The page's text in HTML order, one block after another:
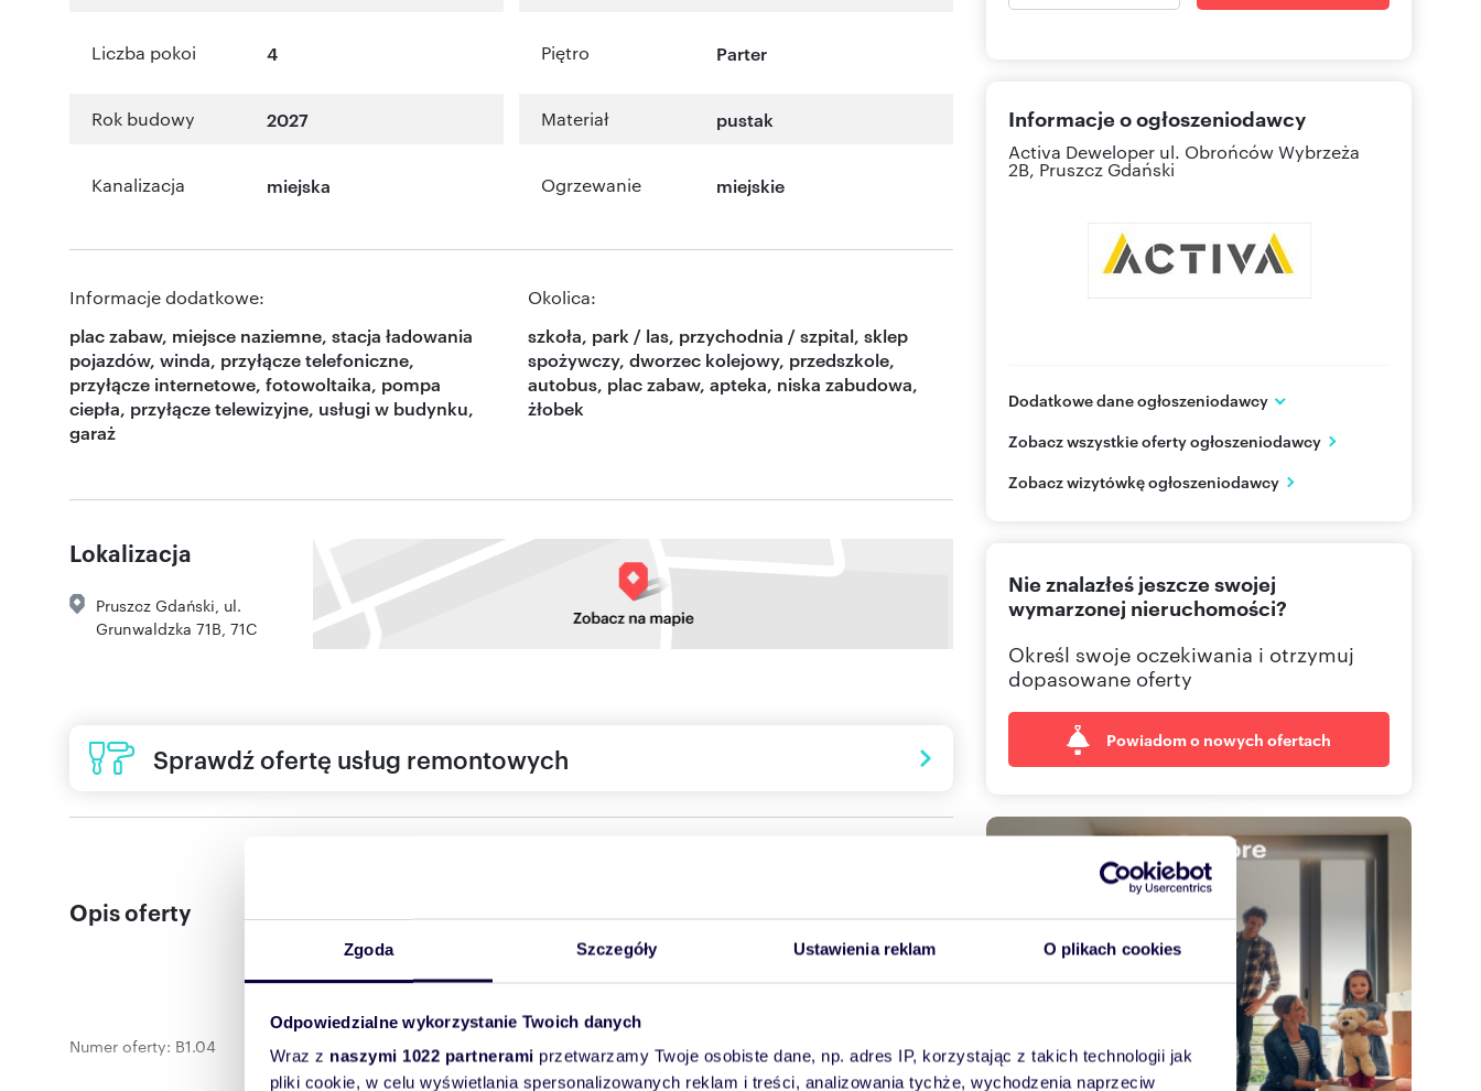
Zgoda Szczegóły Ustawienia reklam O plikach cookies
Odpowiedzialne wykorzystanie Twoich danych
Wraz z naszymi 1022 partnerami przetwarzamy Twoje osobiste dane, np. adres IP, korzystając z takich technologii jak
pliki cookie, w celu wyświetlania spersonalizowanych reklam i treści, analizowania tychże, wychodzenia naprzeciw
Liczba pokoi 4 Piętro Parter
Rok budowy 2027 Materiał pustak
Kanalizacja miejska Ogrzewanie miejskie
Informacje dodatkowe:
plac zabaw, miejsce naziemne, stacja ładowania
pojazdów, winda, przyłącze telefoniczne,
przyłącze internetowe, fotowoltaika, pompa
ciepła, przyłącze telewizyjne, usługi w budynku,
garaż
Okolica:
szkoła, park / las, przychodnia / szpital, sklep
spożywczy, dworzec kolejowy, przedszkole,
autobus, plac zabaw, apteka, niska zabudowa,
żłobek
Lokalizacja
Pruszcz Gdański, ul.
Grunwaldzka 71B, 71C
Sprawdź ofertę usług remontowych
Opis oferty
Numer oferty: B1.04
Informacje o ogłoszeniodawcy
Activa Deweloper ul. Obrońców Wybrzeża
2B, Pruszcz Gdański
Dodatkowe dane ogłoszeniodawcy
ul. Obrońców Wybrzeża 2B
pomorskie
Zobacz wszystkie oferty ogłoszeniodawcy
Zobacz wizytówkę ogłoszeniodawcy
Nie znalazłeś jeszcze swojej
wymarzonej nieruchomości?
Określ swoje oczekiwania i otrzymuj
dopasowane oferty
Powiadom o nowych ofertach